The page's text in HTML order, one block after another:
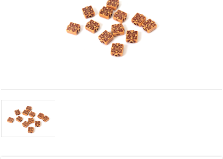
a
valamint
relevánsabb
tartalmat
hirdetéseket